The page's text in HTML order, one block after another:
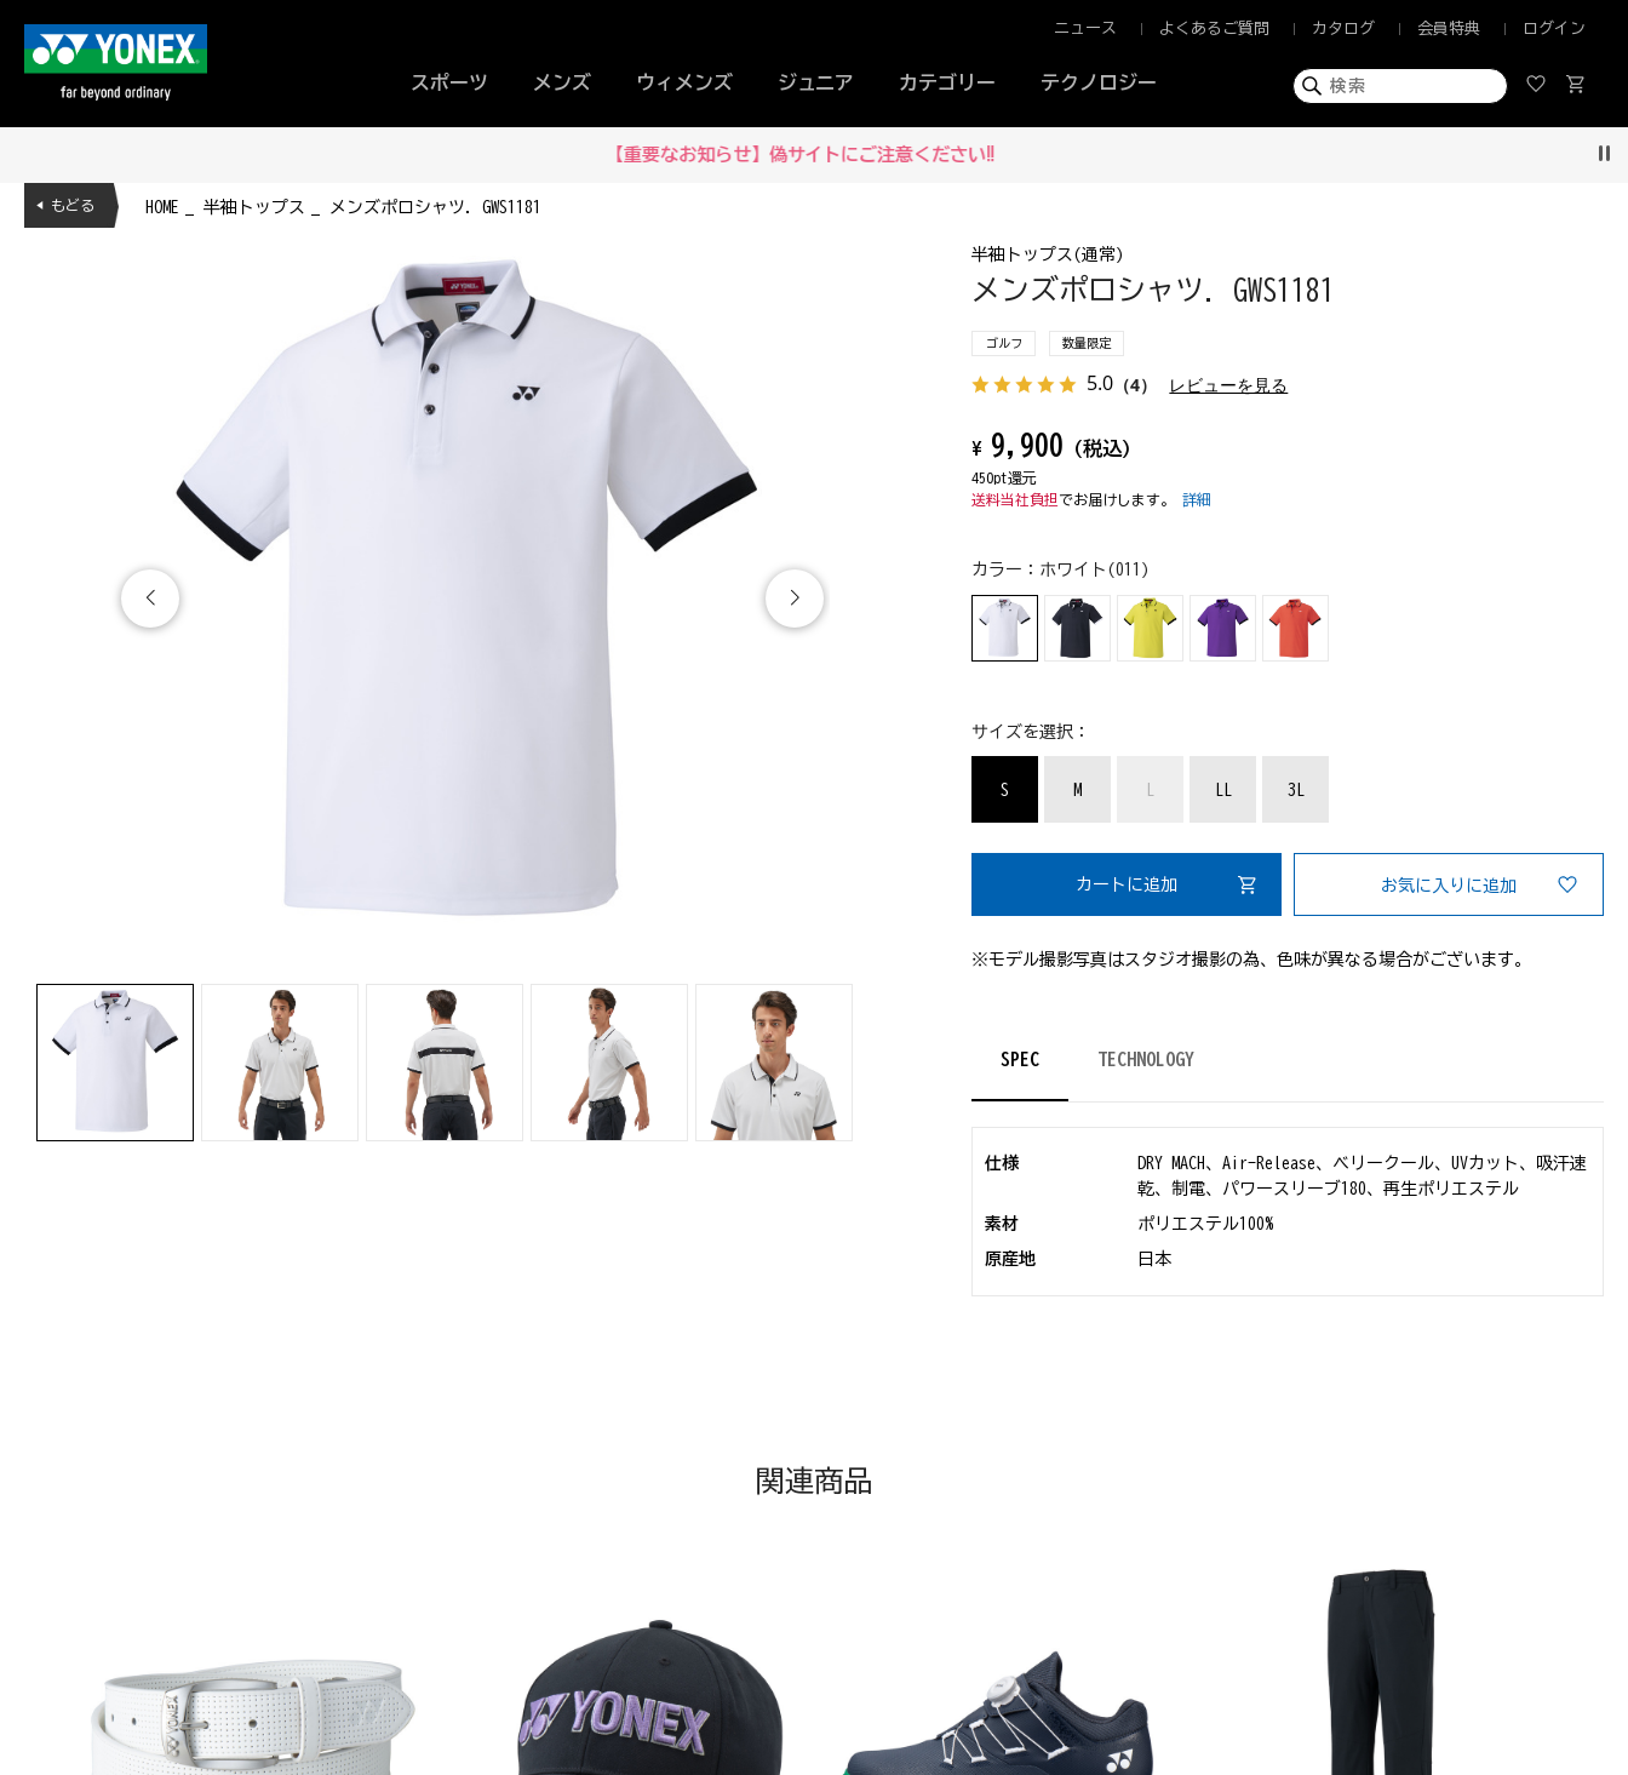
スポーツ メンズ ウィメンズ ジュニア カテゴリー テクノロジー
ニュース よくあるご質問 カタログ 会員特典 ログイン
メルマガ登録でお得な情報をいち早くお届け！
HOME 半袖トップス メンズポロシャツ. GWS1181
◀ もどる
半袖トップス(通常)
メンズポロシャツ. GWS1181
ゴルフ 数量限定
5.0 （4） レビューを見る
¥ 9,900 (税込)
450pt還元
送料当社負担 でお届けします。詳細
カラー： ホワイト(011)
サイズを選択：
S M 3L
カートに追加 お気に入りに追加
※モデル撮影写真はスタジオ撮影の為、色味が異なる場合がございます。
SPEC TECHNOLOGY
仕様
DRY MACH、Air-Release、ベリークール、UVカット、吸汗速
乾、制電、パワースリーブ180、再生ポリエステル
素材 ポリエステル100%
原産地 日本
関連商品